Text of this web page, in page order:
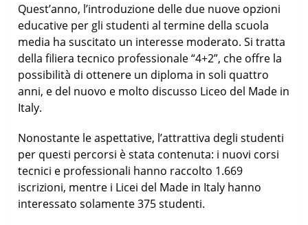
Quest’anno, l’introduzione delle due nuove opzioni
educative per gli studenti al termine della scuola
media ha suscitato un interesse moderato. Si tratta
della filiera tecnico professionale “4+2”, che offre la
possibilità di ottenere un diploma in soli quattro
anni, e del nuovo e molto discusso Liceo del Made in
Italy.
Nonostante le aspettative, l’attrattiva degli studenti
per questi percorsi è stata contenuta: i nuovi corsi
tecnici e professionali hanno raccolto 1.669
iscrizioni, mentre i Licei del Made in Italy hanno
interessato solamente 375 studenti.